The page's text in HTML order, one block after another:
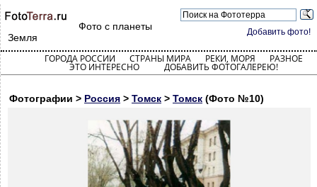
Добавить фото!
Фото с планеты
Земля
ГОРОДА РОССИИ СТРАНЫ МИРА РЕКИ, МОРЯ РАЗНОЕ
ЭТО ИНТЕРЕСНО ДОБАВИТЬ ФОТОГАЛЕРЕЮ!
Фотографии > Россия > Томск > Томск (Фото №10)